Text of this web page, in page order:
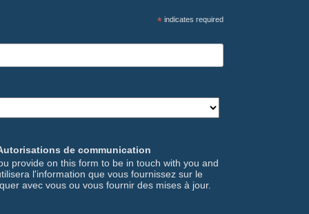
*indicates required
de communication
provide on this form to be in touch with you and
l'information que vous fournissez sur le
avec vous ou vous fournir des mises à jour.